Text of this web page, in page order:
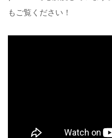
もご覧ください！